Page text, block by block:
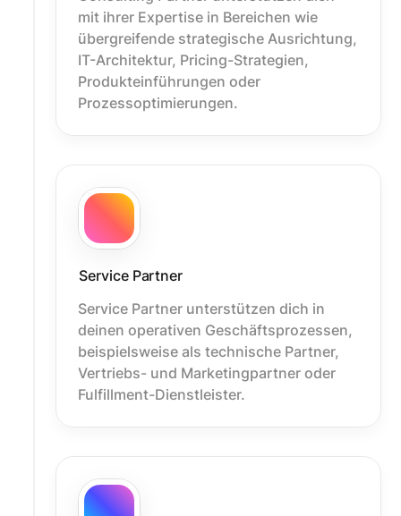
mit ihrer Expertise in Bereichen wie
übergreifende strategische Ausrichtung,
IT-Architektur, Pricing-Strategien,
Produkteinführungen oder
Prozessoptimierungen.
Service Partner
Service Partner unterstützen dich in
deinen operativen Geschäftsprozessen,
beispielsweise als technische Partner,
Vertriebs- und Marketingpartner oder
Fulfillment-Dienstleister.